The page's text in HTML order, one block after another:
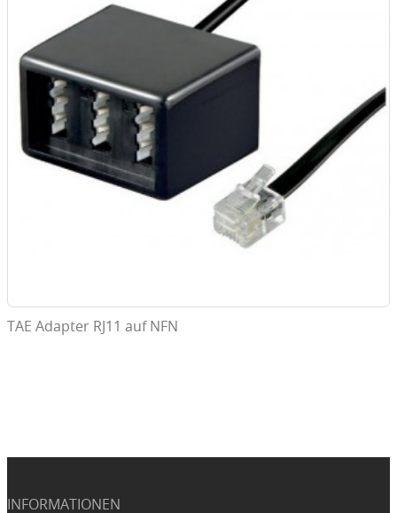
TAE Adapter RJ11 auf NFN
INFORMATIONEN